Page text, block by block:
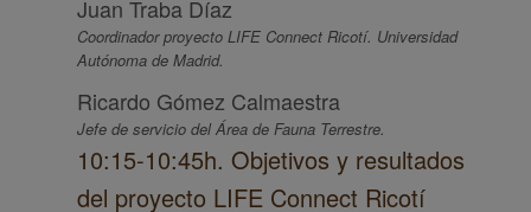
Juan Traba Díaz
Coordinador proyecto LIFE Connect Ricotí. Universidad
Autónoma de Madrid.
Ricardo Gómez Calmaestra
Jefe de servicio del Área de Fauna Terrestre.
10:15-10:45h. Objetivos y resultados
del proyecto LIFE Connect Ricotí